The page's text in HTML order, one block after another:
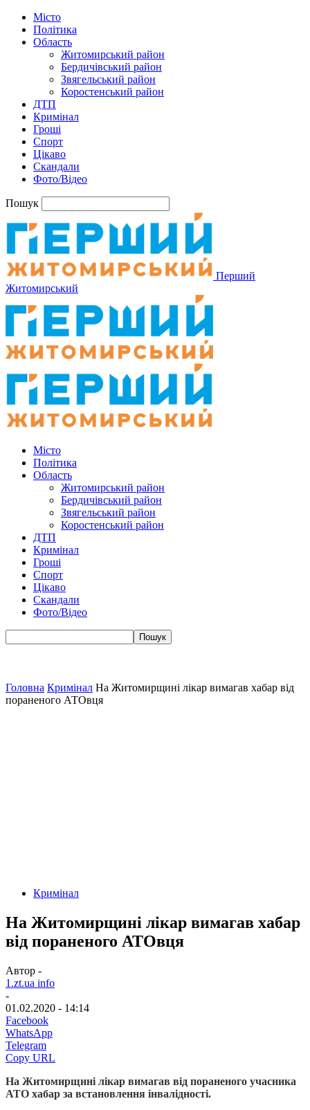
Місто
Політика
Область
Житомирський район
Бердичівський район
Звягельський район
Коростенський район
ДТП
Кримінал
Гроші
Спорт
Цікаво
Скандали
Фото/Відео
Пошук
Перший
Житомирський
Місто
Політика
Область
Житомирський район
Бердичівський район
Звягельський район
Коростенський район
ДТП
Кримінал
Гроші
Спорт
Цікаво
Скандали
Фото/Відео
Головна Кримінал На Житомирщині лікар вимагав хабар від
пораненого АТОвця
Кримінал
На Житомирщині лікар вимагав хабар
від пораненого АТОвця
Автор -
1.zt.ua info
-
01.02.2020 - 14:14
Facebook
WhatsApp
Telegram
Copy URL
На Житомирщині лікар вимагав від пораненого учасника
АТО хабар за встановлення інвалідності.